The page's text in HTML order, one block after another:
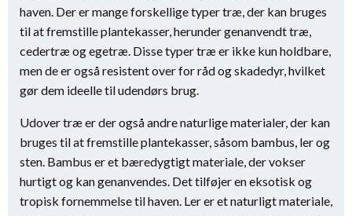
haven. Der er mange forskellige typer træ, der kan bruges
til at fremstille plantekasser, herunder genanvendt træ,
cedertræ og egetræ. Disse typer træ er ikke kun holdbare,
men de er også resistent over for råd og skadedyr, hvilket
gør dem ideelle til udendørs brug.
Udover træ er der også andre naturlige materialer, der kan
bruges til at fremstille plantekasser, såsom bambus, ler og
sten. Bambus er et bæredygtigt materiale, der vokser
hurtigt og kan genanvendes. Det tilføjer en eksotisk og
tropisk fornemmelse til haven. Ler er et naturligt materiale,